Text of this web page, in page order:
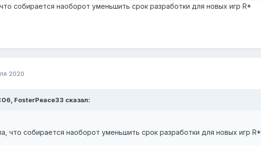
собирается наоборот уменьшить срок разработки для новых игр R*
2020
FosterPeace33 сказал:
что собирается наоборот уменьшить срок разработки для новых игр R*